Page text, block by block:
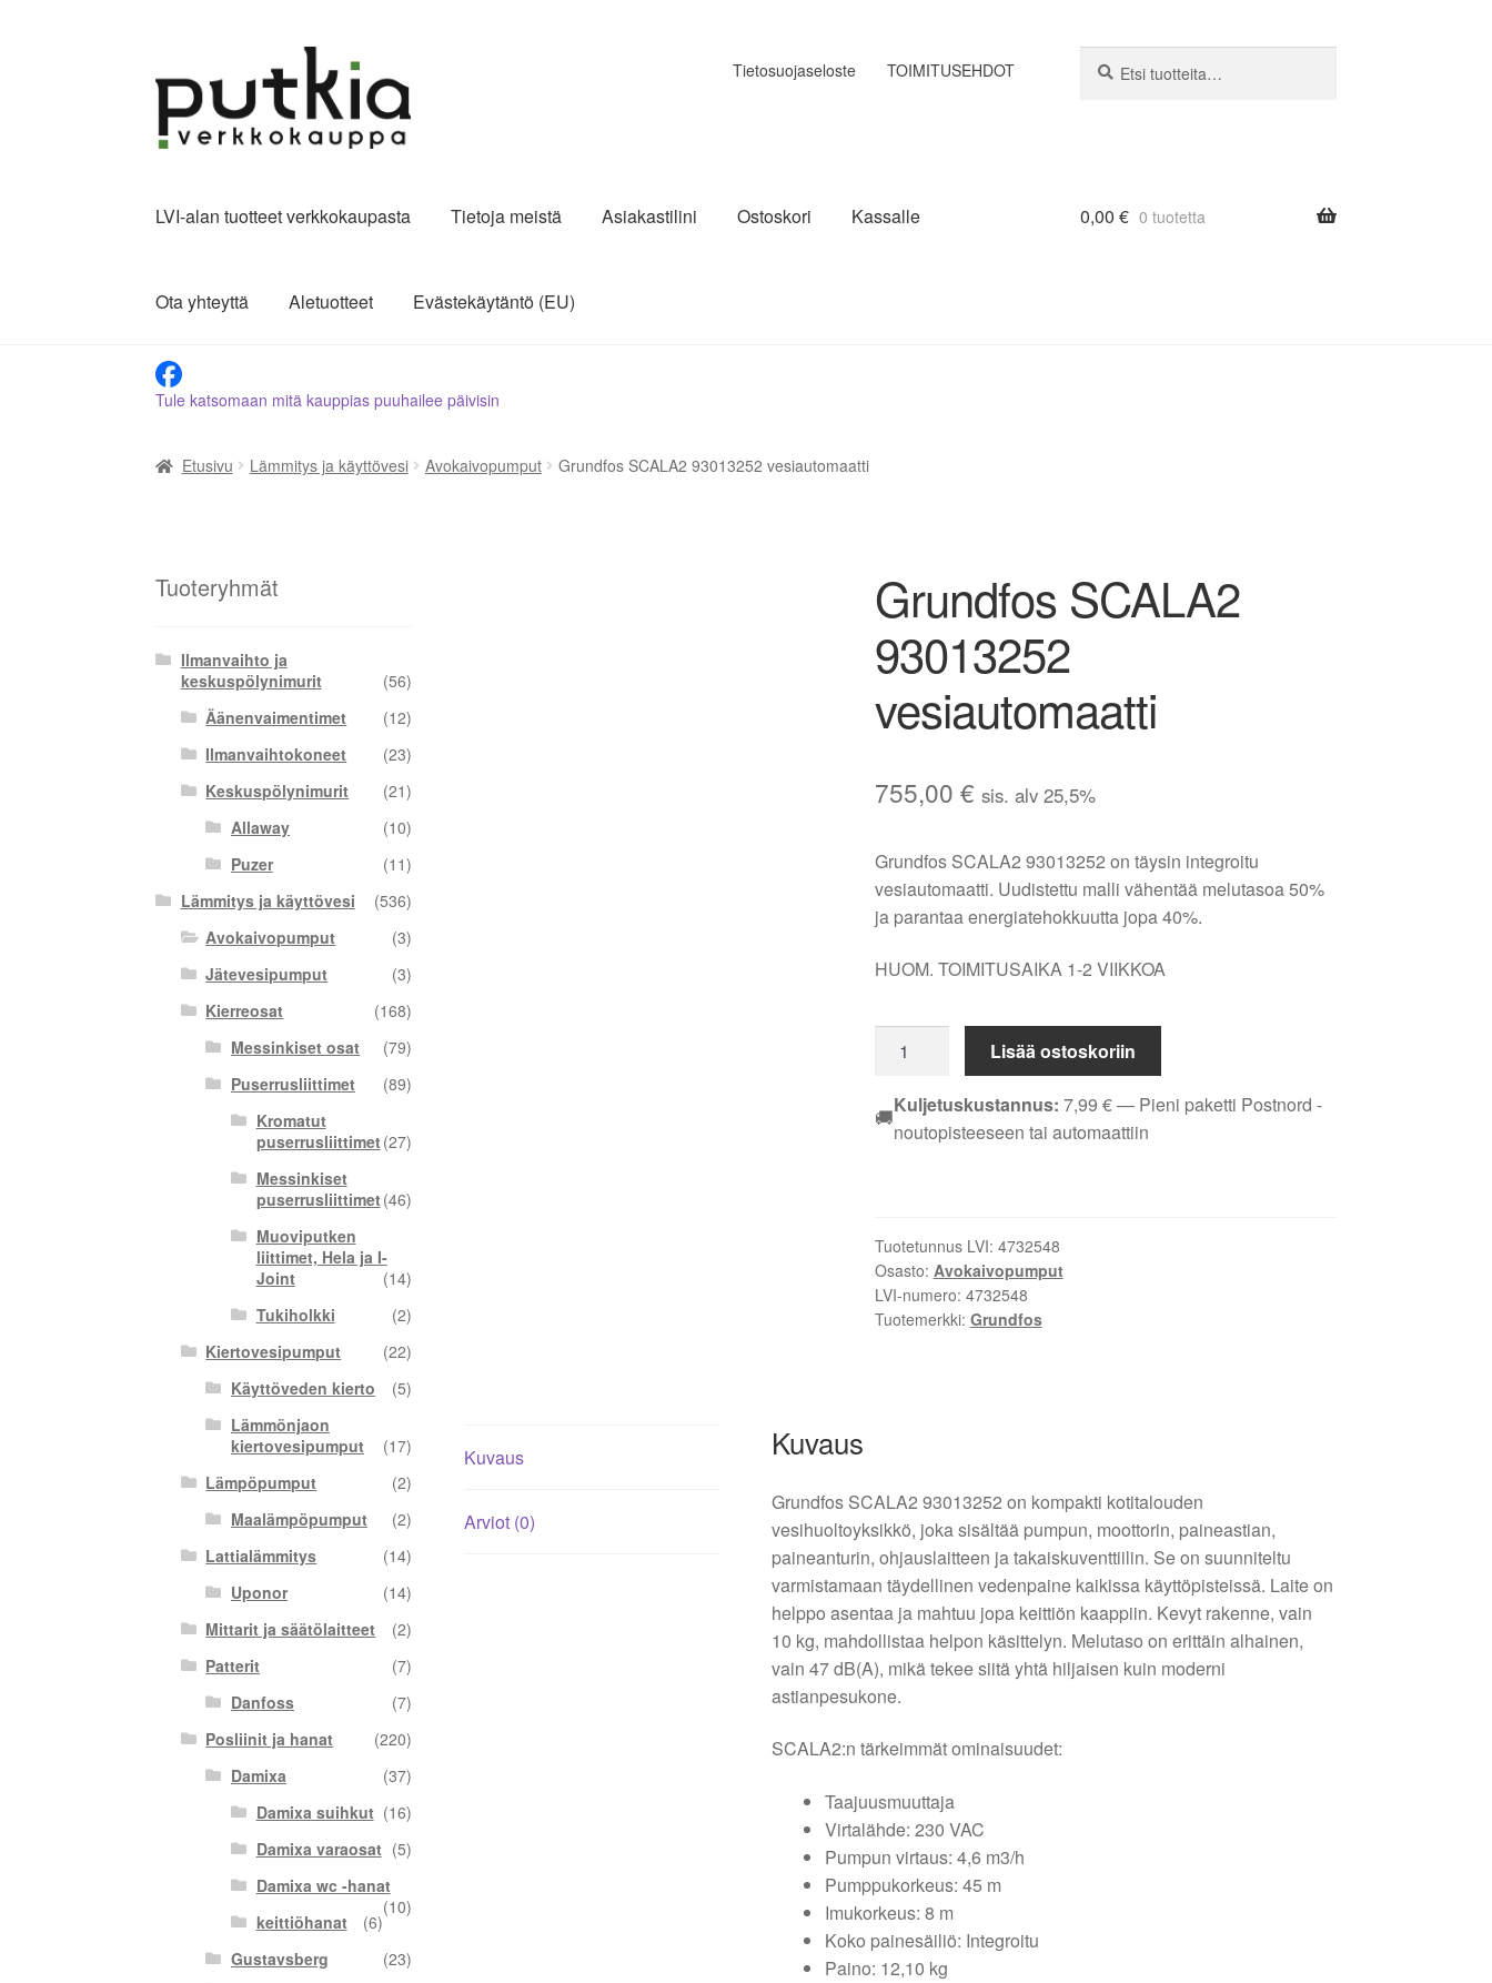
navigointiin
sisältöön
Tietosuojaseloste TOIMITUSEHDOT
LVI-alan tuotteet verkkokaupasta Tietoja meistä Asiakastilini Ostoskori Kassalle
Ota yhteyttä Aletuotteet Evästekäytäntö (EU)
0,00 € 0 tuotetta
Tule katsomaan mitä kauppias puuhailee päivisin
Etusivu Lämmitys ja käyttövesi Avokaivopumput Grundfos SCALA2 93013252 vesiautomaatti
Grundfos SCALA2
93013252
vesiautomaatti
755,00 € sis. alv 25,5%
Grundfos SCALA2 93013252 on täysin integroitu
vesiautomaatti. Uudistettu malli vähentää melutasoa 50%
ja parantaa energiatehokkuutta jopa 40%.
HUOM. TOIMITUSAIKA 1-2 VIIKKOA
SCALA2
93013252
vesiautomaatti
Lisää ostoskoriin
🚚Kuljetuskustannus: 7,99 €— Pieni paketti Postnord -
noutopisteeseen tai automaattiin
Tuotetunnus LVI: 4732548
Osasto: Avokaivopumput
LVI-numero: 4732548
Tuotemerkki: Grundfos
Kuvaus
Arviot (0)
Kuvaus
Grundfos SCALA2 93013252 on kompakti kotitalouden
vesihuoltoyksikkö, joka sisältää pumpun, moottorin, paineastian,
paineanturin, ohjauslaitteen ja takaiskuventtiilin. Se on suunniteltu
varmistamaan täydellinen vedenpaine kaikissa käyttöpisteissä. Laite on
helppo asentaa ja mahtuu jopa keittiön kaappiin. Kevyt rakenne, vain
10 kg, mahdollistaa helpon käsittelyn. Melutaso on erittäin alhainen,
vain 47 dB(A), mikä tekee siitä yhtä hiljaisen kuin moderni
astianpesukone.
SCALA2:n tärkeimmät ominaisuudet:
Taajuusmuuttaja
Virtalähde: 230 VAC
Pumpun virtaus: 4,6 m3/h
Pumppukorkeus: 45 m
Imukorkeus: 8 m
Koko painesäiliö: Integroitu
Paino: 12,10 kg
Tuoteryhmät
Ilmanvaihto ja
keskuspölynimurit
(56)
Äänenvaimentimet
(12)
Ilmanvaihtokoneet
(23)
Keskuspölynimurit
(21)
Allaway
(10)
Puzer
(11)
Lämmitys ja käyttövesi
(536)
Avokaivopumput
(3)
Jätevesipumput
(3)
Kierreosat
(168)
Messinkiset osat
(79)
Puserrusliittimet
(89)
Kromatut
puserrusliittimet(27)
Messinkiset
puserrusliittimet(46)
Muoviputken
liittimet, Hela ja I-
Joint
(14)
Tukiholkki
(2)
Kiertovesipumput
(22)
Käyttöveden kierto
(5)
Lämmönjaon
kiertovesipumput
(17)
Lämpöpumput
(2)
Maalämpöpumput
(2)
Lattialämmitys
(14)
Uponor
(14)
Mittarit ja säätölaitteet
(2)
Patterit
(7)
Danfoss
(7)
Posliinit ja hanat
(220)
Damixa
(37)
Damixa suihkut (16)
Damixa varaosat (5)
Damixa wc -hanat
(10)
keittiöhanat
(6)
Gustavsberg
(23)